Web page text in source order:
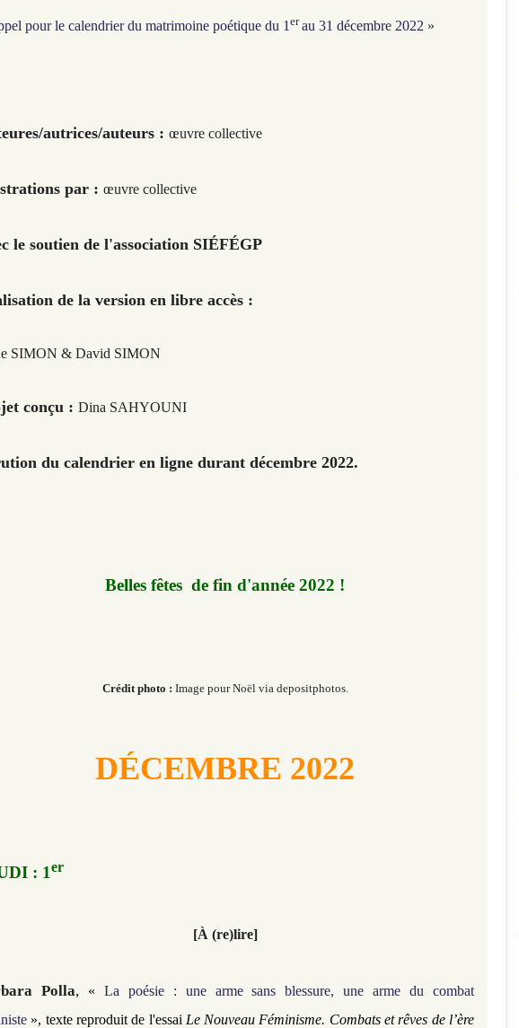
pour le calendrier du matrimoine poétique du 1 erau 31 décembre 2022 »
autrices/auteurs : œuvre collective
par : œuvre collective
le soutien de l'association SIÉFÉGP
de la version en libre accès :
SIMON & David SIMON
conçu : Dina SAHYOUNI
du calendrier en ligne durant décembre 2022.
Belles fêtes de fin d'année 2022 !
Crédit photo : Image pour Noël via depositphotos.
DÉCEMBRE 2022
: 1er
[À (re)lire]
Polla, « La poésie : une arme sans blessure, une arme du combat
», texte reproduit de l'essai Le Nouveau Féminisme. Combats et rêves de l’ère